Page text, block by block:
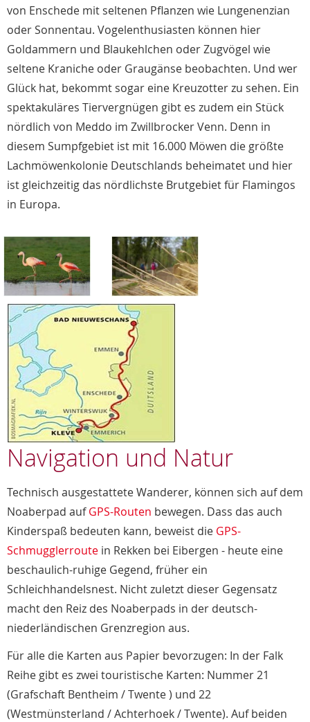
von Enschede mit seltenen Pflanzen wie Lungenenzian
oder Sonnentau. Vogelenthusiasten können hier
Goldammern und Blaukehlchen oder Zugvögel wie
seltene Kraniche oder Graugänse beobachten. Und wer
Glück hat, bekommt sogar eine Kreuzotter zu sehen. Ein
spektakuläres Tiervergnügen gibt es zudem ein Stück
nördlich von Meddo im Zwillbrocker Venn. Denn in
diesem Sumpfgebiet ist mit 16.000 Möwen die größte
Lachmöwenkolonie Deutschlands beheimatet und hier
ist gleichzeitig das nördlichste Brutgebiet für Flamingos
in Europa.
Navigation und Natur
Technisch ausgestattete Wanderer, können sich auf dem
Noaberpad aufGPS-Routen bewegen. Dass das auch
Kinderspaß bedeuten kann, beweist die GPS-
Schmugglerroute in Rekken bei Eibergen - heute eine
beschaulich-ruhige Gegend, früher ein
Schleichhandelsnest. Nicht zuletzt dieser Gegensatz
macht den Reiz des Noaberpads in der deutsch-
niederländischen Grenzregion aus.
Für alle die Karten aus Papier bevorzugen: In der Falk
Reihe gibt es zwei touristische Karten: Nummer 21
(Grafschaft Bentheim / Twente ) und 22
(Westmünsterland / Achterhoek / Twente). Auf beiden